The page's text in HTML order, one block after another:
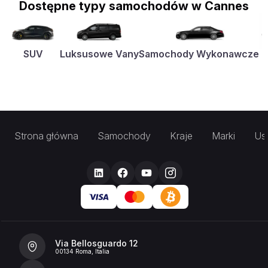
Dostępne typy samochodów w Cannes
SUV Luksusowe VanySamochody Wykonawcze
Strona główna Samochody Kraje Marki
Via Bellosguardo 12
00134 Roma, Italia